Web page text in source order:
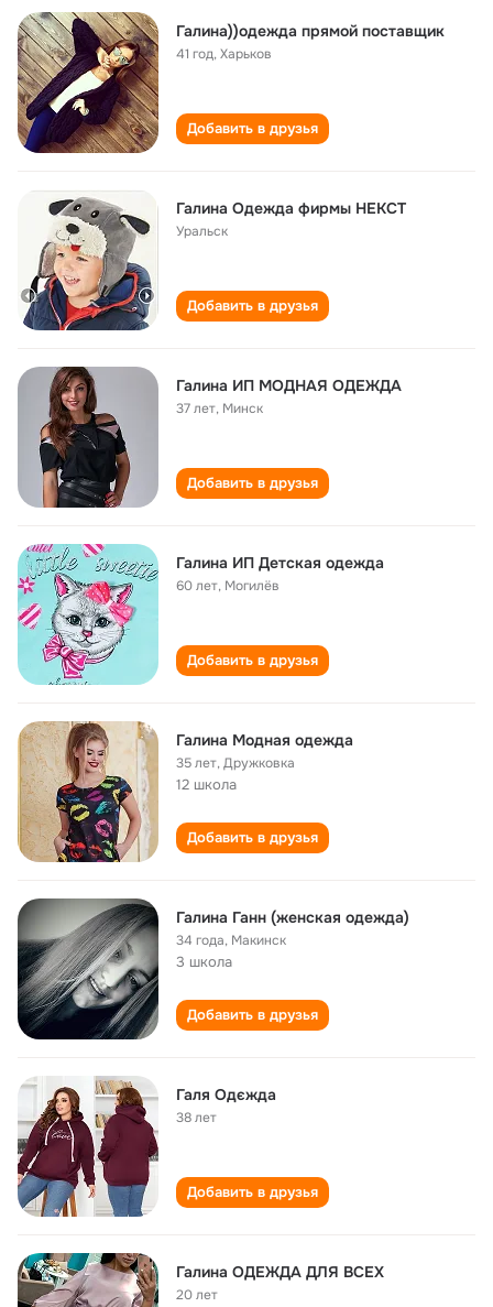
Галина))одежда прямой поставщик
41 год,Харьков
Добавить в друзья
Галина Одежда фирмы НЕКСТ
Уральск
Добавить в друзья
Галина ИП МОДНАЯ ОДЕЖДА
37 лет, Минск
Добавить в друзья
Галина ИП Детская одежда
60 лет, Могилёв
Добавить в друзья
Галина Модная одежда
35 лет,Дружковка
12 школа
Добавить в друзья
Галина Ганн (женская одежда)
34 года, Макинск
3 школа
Добавить в друзья
Галя Одєжда
38 лет
Добавить в друзья
Галина ОДЕЖДА ДЛЯ ВСЕХ
20 лет